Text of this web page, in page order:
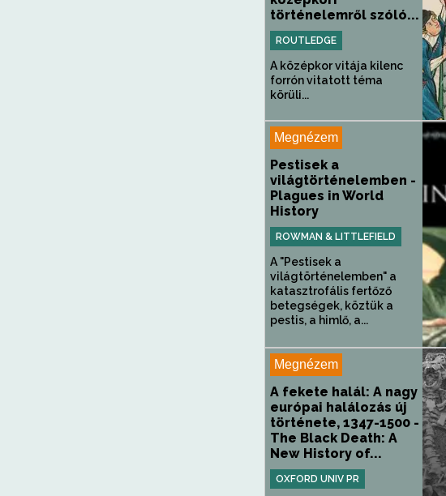
történelemről szóló...
ROUTLEDGE
A középkor vitája kilenc
forrón vitatott téma
körüli...
Megnézem
Pestisek a
világtörténelemben -
Plagues in World
History
ROWMAN & LITTLEFIELD
A "Pestisek a
világtörténelemben" a
katasztrofális fertőző
betegségek, köztük a
pestis, a himlő, a...
Megnézem
A fekete halál: A nagy
európai halálozás új
története, 1347-1500 -
The Black Death: A
New History of...
OXFORD UNIV PR